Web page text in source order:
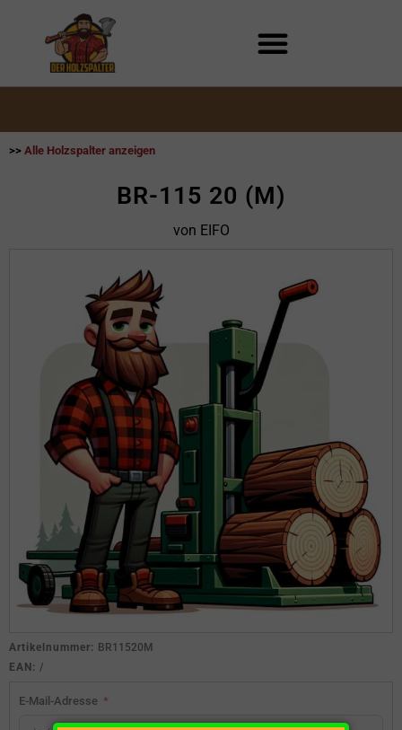
>> Alle Holzspalter anzeigen
BR-115 20 (M)
von EIFO
Artikelnummer: BR11520M
EAN: /
E-Mail-Adresse